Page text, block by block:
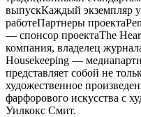
выпускКаждый экземпляр
работеПартнеры
— спонсор проектаThe
компания, владелец
Housekeeping —
представляет собой не
художественное
фарфорового искусства с
Уилкокс Смит.